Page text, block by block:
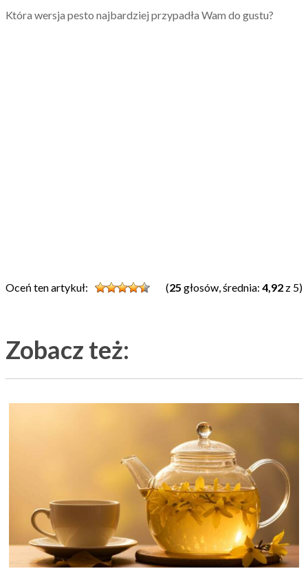
Która wersja pesto najbardziej przypadła Wam do gustu?
Oceń ten artykuł: (25 głosów, średnia: 4,92 z 5)
Zobacz też: